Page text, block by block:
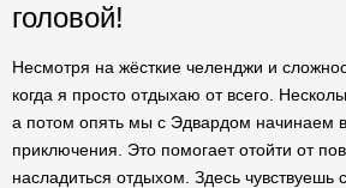
головой!
Несмотря на жёсткие челенджи и
когда я просто отдыхаю от всего.
а потом опять мы с Эдвардом начинаем
приключения. Это помогает отойти от
насладиться отдыхом. Здесь чувствуешь